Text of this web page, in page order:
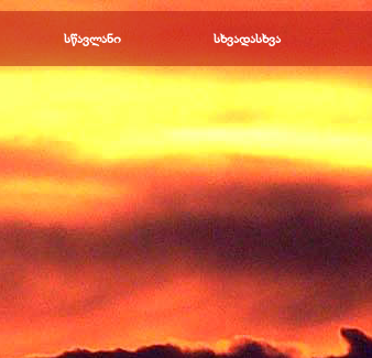
▼
სწავლანი ▼
სხვადასხვა